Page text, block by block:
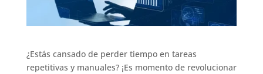
¿Estás cansado de perder tiempo en tareas
repetitivas y manuales? ¡Es momento de revolucionar